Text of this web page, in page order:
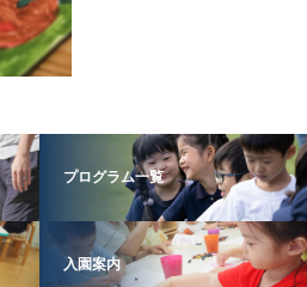
プログラム一覧
入園案内